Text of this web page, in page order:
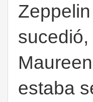
estaba